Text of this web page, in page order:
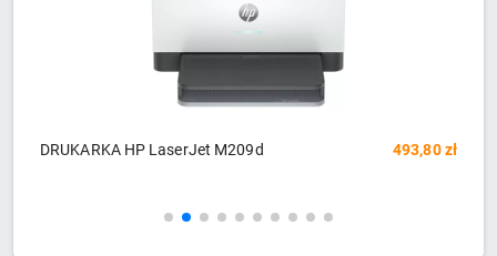
Drukarka HP LaserJet Pro 4002dwe 2 375,49 zł